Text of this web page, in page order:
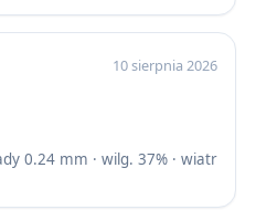
10 sierpnia 2026
0.24 mm · wilg. 37% · wiatr